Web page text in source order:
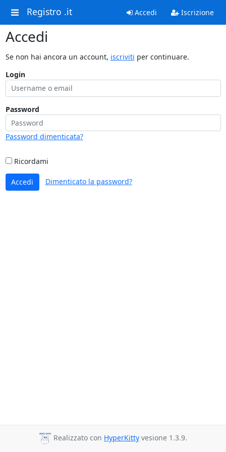
Registro .it Accedi Iscrizione
Accedi
Se non hai ancora un account, iscriviti per continuare.
Login
Password
Password dimenticata?
Ricordami
Accedi Dimenticato la password?
Realizzato con HyperKitty vesione 1.3.9.